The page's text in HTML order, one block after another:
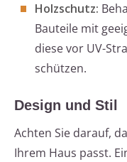
Holzschutz:
Bauteile mit
diese vor UV-
schützen.
Design und Stil
Achten Sie darauf,
Ihrem Haus passt.